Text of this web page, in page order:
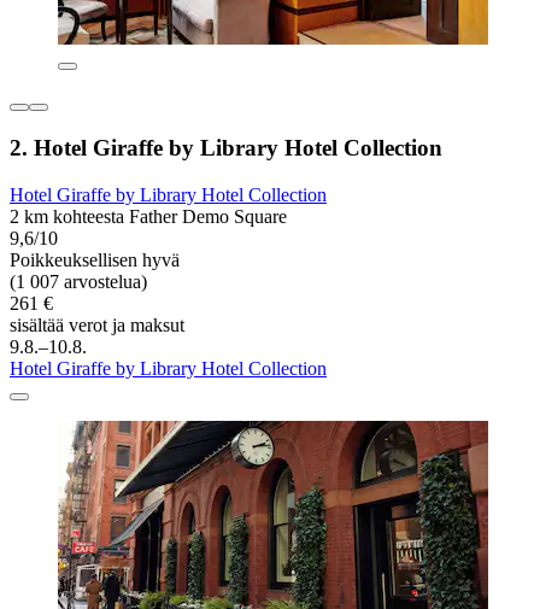
2. Hotel Giraffe by Library Hotel Collection
Hotel Giraffe by Library Hotel Collection
2 km kohteesta Father Demo Square
9,6/10
Poikkeuksellisen hyvä
(1 007 arvostelua)
261 €
sisältää verot ja maksut
9.8.–10.8.
Hotel Giraffe by Library Hotel Collection